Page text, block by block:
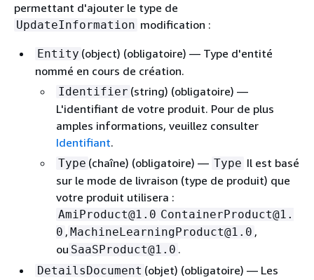
permettant d'ajouter le type de
UpdateInformation modification :
Entity (object) (obligatoire) — Type d'entité
nommé en cours de création.
Identifier (string) (obligatoire) —
L'identifiant de votre produit. Pour de plus
amples informations, veuillez consulter
Identifiant.
Type (chaîne) (obligatoire) — Type Il est basé
sur le mode de livraison (type de produit) que
votre produit utilisera :
AmiProduct@1.0 ContainerProduct@1.
0 , MachineLearningProduct@1.0 ,
ou SaaSProduct@1.0 .
DetailsDocument (objet) (obligatoire) — Les